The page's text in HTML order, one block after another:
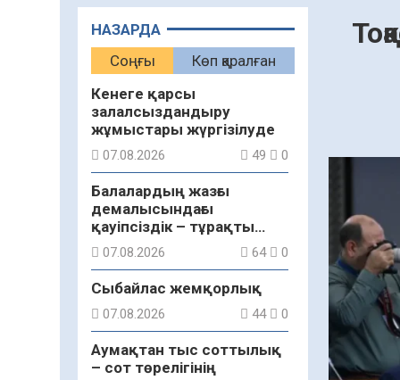
НАЗАРДА
Соңғы
Көп қаралған
Кенеге қарсы
залалсыздандыру
жұмыстары жүргізілуде
07.08.2026 49 0
Балалардың жазғы
демалысындағы
қауіпсіздік – тұрақты
бақылауда
07.08.2026 64 0
Сыбайлас жемқорлық
07.08.2026 44 0
Аумақтан тыс соттылық
– сот төрелігінің